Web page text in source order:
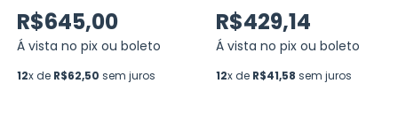
Display LCD 4”, TDP 300W
(R5-WC-ZEPHYRO-360B-
2224)
R$645,00
Á vista no pix ou boleto
12x de R$62,50 sem juros
EP-36B)
R$429,14
Á vista no pix ou boleto
12x de R$41,58 sem juros